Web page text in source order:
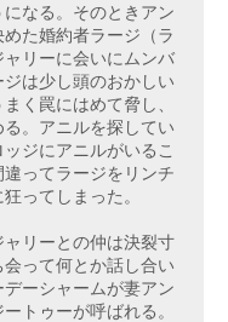
なる。そのときアン
た婚約者ラージ（ラ
リーに会いにムンバ
は少し頭のおかしい
く罠にはめて脅し、
。アニルを探してい
ジにアニルがいるこ
ってラージをリンチ
ってしまった。
リーとの仲は決裂寸
って何とか話し合い
ーシャームが妻アン
トゥーが呼ばれる。